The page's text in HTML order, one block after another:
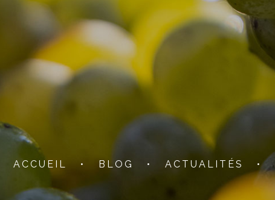
ACCUEIL • BLOG • ACTUALITÉS •